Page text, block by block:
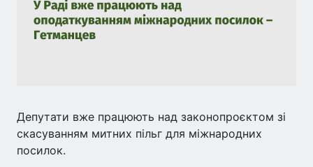
Депутати вже працюють над законопроєктом зі
скасуванням митних пільг для міжнародних
посилок.